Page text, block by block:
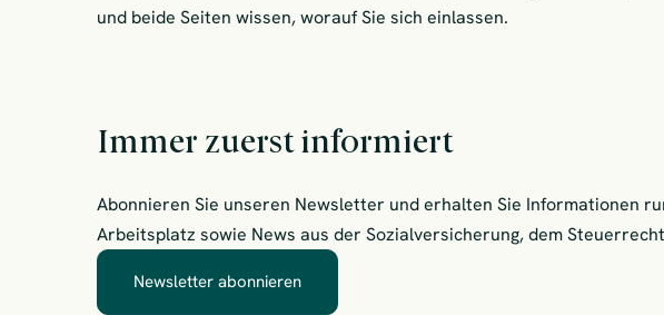
und beide Seiten wissen, worauf Sie sich einlassen.
Immer zuerst informiert
Abonnieren Sie unseren Newsletter und erhalten Sie Informationen
Arbeitsplatz sowie News aus der Sozialversicherung, dem
Newsletter abonnieren